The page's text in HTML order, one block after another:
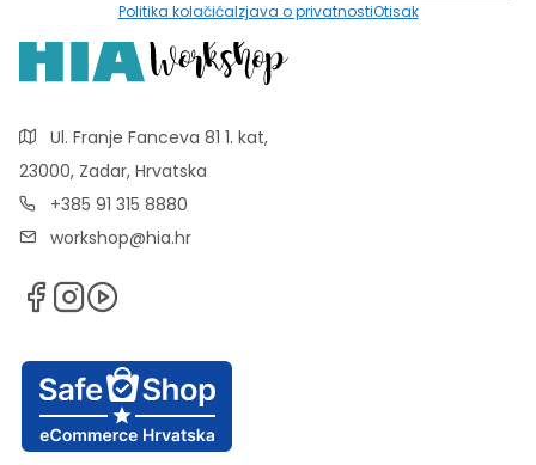
Politika kolačićaIzjava o privatnostiOtisak
Ul. Franje Fanceva 81 1. kat,
23000, Zadar, Hrvatska
+385 91 315 8880
workshop@hia.hr